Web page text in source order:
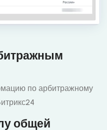
по арбитражному
общей